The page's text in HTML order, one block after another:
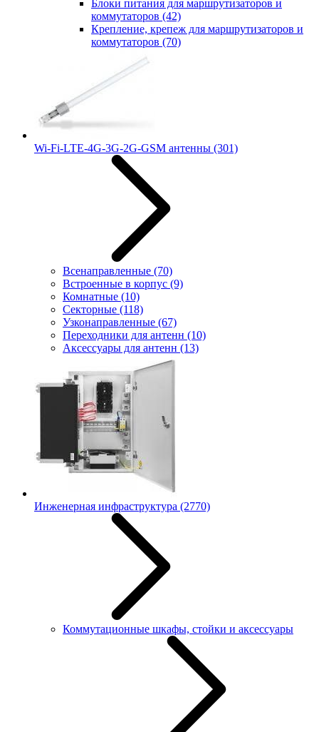
Блоки питания для маршрутизаторов и
коммутаторов (42)
Крепление, крепеж для маршрутизаторов и
коммутаторов (70)
Wi-Fi-LTE-4G-3G-2G-GSM антенны (301)
Всенаправленные (70)
Встроенные в корпус (9)
Комнатные (10)
Секторные (118)
Узконаправленные (67)
Переходники для антенн (10)
Аксессуары для антенн (13)
Инженерная инфраструктура (2770)
Коммутационные шкафы, стойки и аксессуары